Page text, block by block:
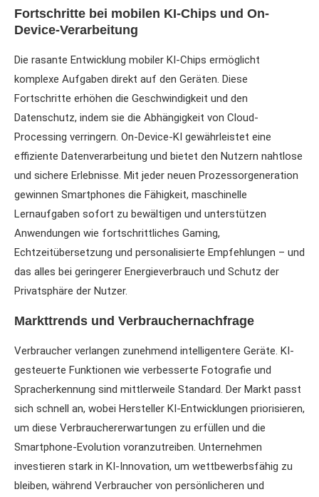
Fortschritte bei mobilen KI-Chips und On-
Device-Verarbeitung
Die rasante Entwicklung mobiler KI-Chips ermöglicht
komplexe Aufgaben direkt auf den Geräten. Diese
Fortschritte erhöhen die Geschwindigkeit und den
Datenschutz, indem sie die Abhängigkeit von Cloud-
Processing verringern. On-Device-KI gewährleistet eine
effiziente Datenverarbeitung und bietet den Nutzern nahtlose
und sichere Erlebnisse. Mit jeder neuen Prozessorgeneration
gewinnen Smartphones die Fähigkeit, maschinelle
Lernaufgaben sofort zu bewältigen und unterstützen
Anwendungen wie fortschrittliches Gaming,
Echtzeitübersetzung und personalisierte Empfehlungen – und
das alles bei geringerer Energieverbrauch und Schutz der
Privatsphäre der Nutzer.
Markttrends und Verbrauchernachfrage
Verbraucher verlangen zunehmend intelligentere Geräte. KI-
gesteuerte Funktionen wie verbesserte Fotografie und
Spracherkennung sind mittlerweile Standard. Der Markt passt
sich schnell an, wobei Hersteller KI-Entwicklungen priorisieren,
um diese Verbrauchererwartungen zu erfüllen und die
Smartphone-Evolution voranzutreiben. Unternehmen
investieren stark in KI-Innovation, um wettbewerbsfähig zu
bleiben, während Verbraucher von persönlicheren und